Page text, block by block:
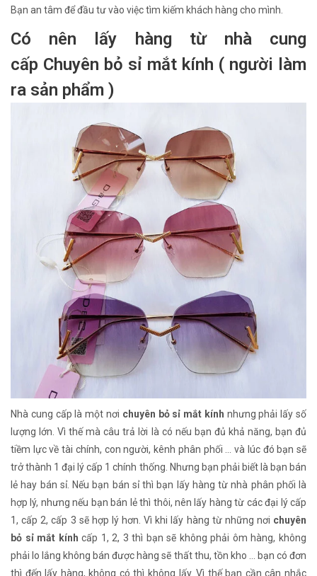
Bạn an tâm để đầu tư vào việc tìm kiếm khách hàng cho mình.
Có nên lấy hàng từ nhà cung
cấp Chuyên bỏ sỉ mắt kính ( người làm
ra sản phẩm )
Nhà cung cấp là một nơi chuyên bỏ sỉ mắt kính nhưng phải lấy số
lượng lớn. Vì thế mà câu trả lời là có nếu bạn đủ khả năng, bạn đủ
tiềm lực về tài chính, con người, kênh phân phối ... và lúc đó bạn sẽ
trở thành 1 đại lý cấp 1 chính thống. Nhưng bạn phải biết là bạn bán
lẻ hay bán sỉ. Nếu bạn bán sỉ thì bạn lấy hàng từ nhà phân phối là
hợp lý, nhưng nếu bạn bán lẻ thì thôi, nên lấy hàng từ các đại lý cấp
1, cấp 2, cấp 3 sẽ hợp lý hơn. Vì khi lấy hàng từ những nơi chuyên
bỏ sỉ mắt kínhcấp 1, 2, 3 thì bạn sẽ không phải ôm hàng, không
phải lo lắng không bán được hàng sẽ thất thu, tồn kho ... bạn có đơn
thì đến lấy hàng, không có thì không lấy. Vì thế bạn cần cân nhắc